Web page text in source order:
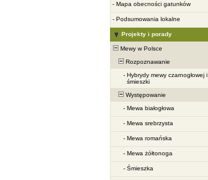
- Mapa obecności gatunków
- Podsumowania lokalne
Projekty i porady
Mewy w Polsce
Rozpoznawanie
- Hybrydy mewy czarnogłowej i
śmieszki
Występowanie
- Mewa białogłowa
- Mewa srebrzysta
- Mewa romańska
- Mewa żółtonoga
- Śmieszka